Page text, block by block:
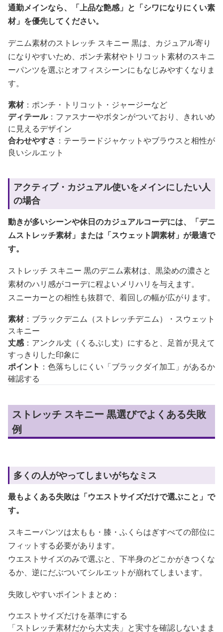
通勤メインなら、「上品な艶感」と「シワになりにくい素
材」を優先してください。
デニム素材のストレッチ スキニー 黒は、カジュアル寄り
になりやすいため、ポンチ素材やトリコット素材のスキニ
ーパンツを選ぶとオフィスシーンにもなじみやすくなりま
す。
素材：ポンチ・トリコット・ジャージーなど
ディテール：ファスナーやボタンがついており、きれいめ
に見えるデザイン
合わせやすさ ：テーラードジャケットやブラウスと相性が
良いシルエット
アクティブ・カジュアル使いをメインにしたい人
の場合
動きが多いシーンや休日のカジュアルコーデには、「デニ
ムストレッチ素材」または「スウェット調素材」が最適で
す。
ストレッチ スキニー 黒のデニム素材は、黒染めの濃さと
素材のハリ感がコーデに程よいメリハリを与えます。
スニーカーとの相性も抜群で、着回しの幅が広がります。
素材：ブラックデニム（ストレッチデニム）・スウェット
スキニー
丈感：アンクル丈（くるぶし丈）にすると、足首が見えて
すっきりした印象に
ポイント ：色落ちしにくい「ブラックダイ加工」があるか
確認する
ストレッチ スキニー 黒選びでよくある失敗
例
多くの人がやってしまいがちなミス
最もよくある失敗は「ウエストサイズだけで選ぶこと」で
す。
スキニーパンツは太もも・膝・ふくらはぎすべての部位に
フィットする必要があります。
ウエストサイズのみで選ぶと、下半身のどこかがきつくな
るか、逆にだぶついてシルエットが崩れてしまいます。
失敗しやすいポイントまとめ：
ウエストサイズだけを基準にする
「ストレッチ素材だから大丈夫」と実寸を確認しないまま